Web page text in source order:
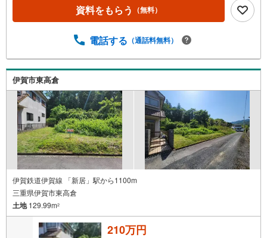
資料をもらう （無料）
電話する （通話料無料）
伊賀市東高倉
伊賀鉄道伊賀線 「新居」駅から1100m
三重県伊賀市東高倉
土地129.99m2
210万円